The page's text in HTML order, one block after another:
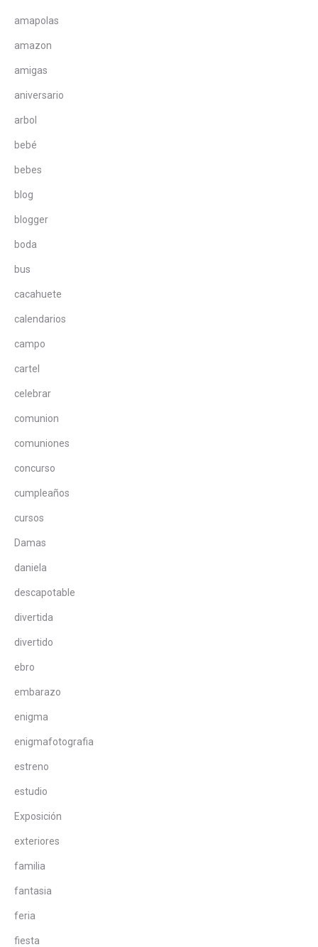
amapolas
amazon
amigas
aniversario
arbol
bebé
bebes
blog
blogger
boda
bus
cacahuete
calendarios
campo
cartel
celebrar
comunion
comuniones
concurso
cumpleaños
cursos
Damas
daniela
descapotable
divertida
divertido
ebro
embarazo
enigma
enigmafotografia
estreno
estudio
Exposición
exteriores
familia
fantasia
feria
fiesta